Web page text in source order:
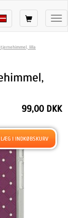
lilla
99,00 DKK